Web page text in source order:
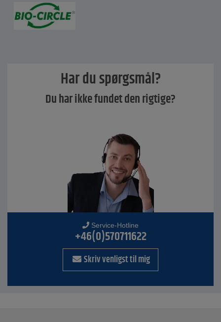
Har du spørgsmål?
Du har ikke fundet den rigtige?
Service-Hotline
+46(0)570711622
Skriv venligst til mig